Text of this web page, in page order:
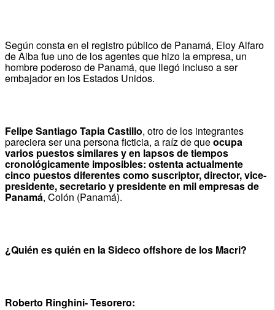
Según consta en el registro público de Panamá, Eloy Alfaro
de Alba fue uno de los agentes que hizo la empresa, un
hombre poderoso de Panamá, que llegó incluso a ser
embajador en los Estados Unidos.
Felipe Santiago Tapia Castillo, otro de los integrantes
pareciera ser una persona ficticia, a raíz de queocupa
varios puestos similares y en lapsos de tiempos
cronológicamente imposibles: ostenta actualmente
cinco puestos diferentes como suscriptor, director, vice-
presidente, secretario y presidente en mil empresas de
Panamá, Colón (Panamá).
¿Quién es quién en la Sideco offshore de los Macri?
Roberto Ringhini- Tesorero: